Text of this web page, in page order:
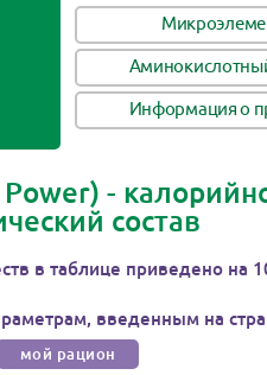
Информация о
-
состав
в таблице приведено на
введенным на
мой рацион